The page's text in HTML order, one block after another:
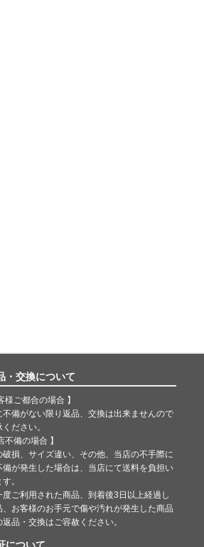
・交換について
様ご都合の場合 】
不備がない限り返品、交換は出来ませんので
ください。
不備の場合 】
破損、サイズ違い、その他、当店の不手際に
備が発生した場合は、当店にて送料を負担い
。
度ご利用された商品、到着後3日以上経過し
、お客様のお手元で傷や汚れが発生した商品
返品・交換はご容赦ください。